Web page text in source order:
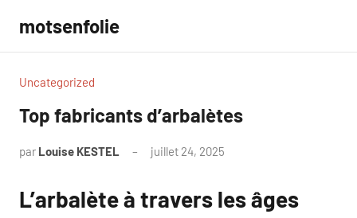
contenu
motsenfolie
Uncategorized
Top fabricants d’arbalètes
par Louise KESTEL juillet 24, 2025
L’arbalète à travers les âges